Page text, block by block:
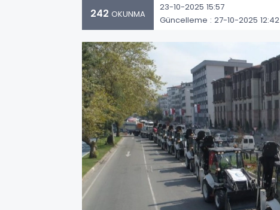
242 OKUNMA
23-10-2025 15:57
Güncelleme : 27-10-2025 12:42